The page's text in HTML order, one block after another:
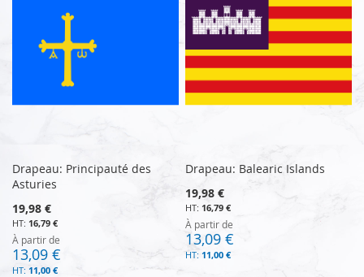
Drapeau: Principauté des
Asturies
19,98 €
16,79 €
À partir de
13,09 €
11,00 €
Drapeau: Balearic Islands
19,98 €
16,79 €
À partir de
13,09 €
11,00 €